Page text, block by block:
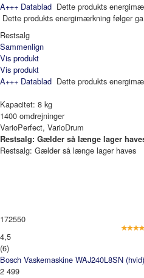
A+++ Datablad Dette produkts
Dette produkts energimærkning følger
Restsalg
Sammenlign
Vis produkt
Vis produkt
A+++ Datablad Dette produkts
Kapacitet: 8 kg
1400 omdrejninger
VarioPerfect, VarioDrum
Restsalg: Gælder så længe lager
Restsalg: Gælder så længe lager haves
172550
4,5
(6)
Bosch Vaskemaskine WAJ240L8SN (hvid)
2 499